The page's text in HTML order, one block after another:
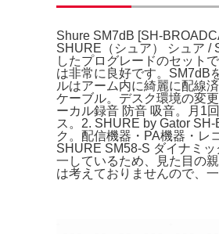
Shure SM7dB [SH-
SHURE（シュア） シュア /
したプログレードのセット
は非常に良好です。SM7dB
ルはアーム内に綺麗に配線
ケーブル。デスク環境の変
ーカル録音 防音 吸音。月1
ス。2. SHURE by Gator
ク。配信機器・PA機器・レ
SHURE SM58-S ダイナミ
一しているため、見た目の
は考えておりませんので、